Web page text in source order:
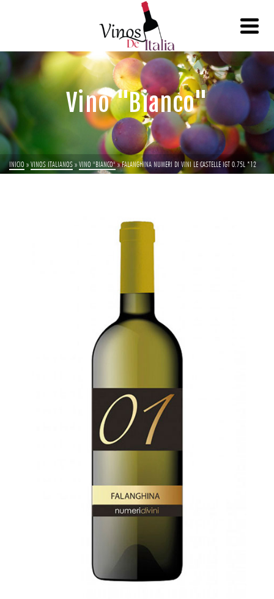
Vino "Bianco"
INICIO »VINOS ITALIANOS»VINO "BIANCO"»FALANGHINA NUMERI DI VINI LE CASTELLE IGT 0.75L *12